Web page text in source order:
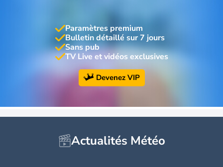
Paramètres premium
Bulletin détaillé sur 7 jours
Sans pub
TV Live et vidéos exclusives
Devenez VIP
Actualités Météo